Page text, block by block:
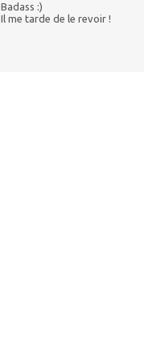
Badass :)
Il me tarde de le revoir !